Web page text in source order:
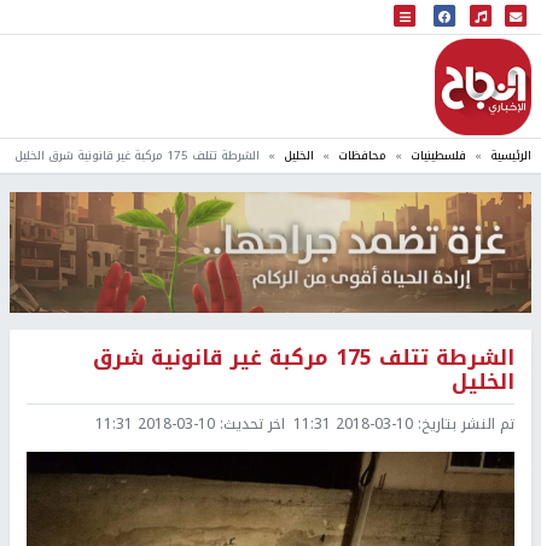
البث المباشر
إذاعة النجاح
الرئيسية فلسطينيات محافظات الخليل الشرطة تتلف 175 مركبة غير قانونية شرق الخليل
الشرطة تتلف 175 مركبة غير قانونية شرق
الخليل
تم النشر بتاريخ: 2018-03-10 11:31 اخر تحديث: 2018-03-10 11:31